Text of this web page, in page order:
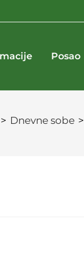
Posao
> Dnevne sobe >